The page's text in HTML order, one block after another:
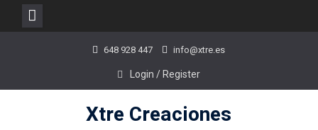
648 928 447 info@xtre.es
Login / Register
Xtre Creaciones